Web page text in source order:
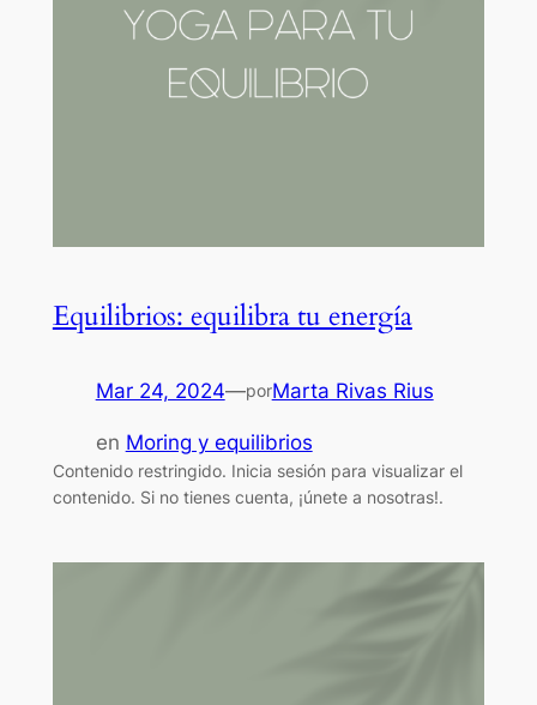
Equilibrios: equilibra tu energía
Mar 24, 2024—porMarta Rivas Rius
en Moring y equilibrios
Contenido restringido. Inicia sesión para visualizar el
contenido. Si no tienes cuenta, ¡únete a nosotras!.